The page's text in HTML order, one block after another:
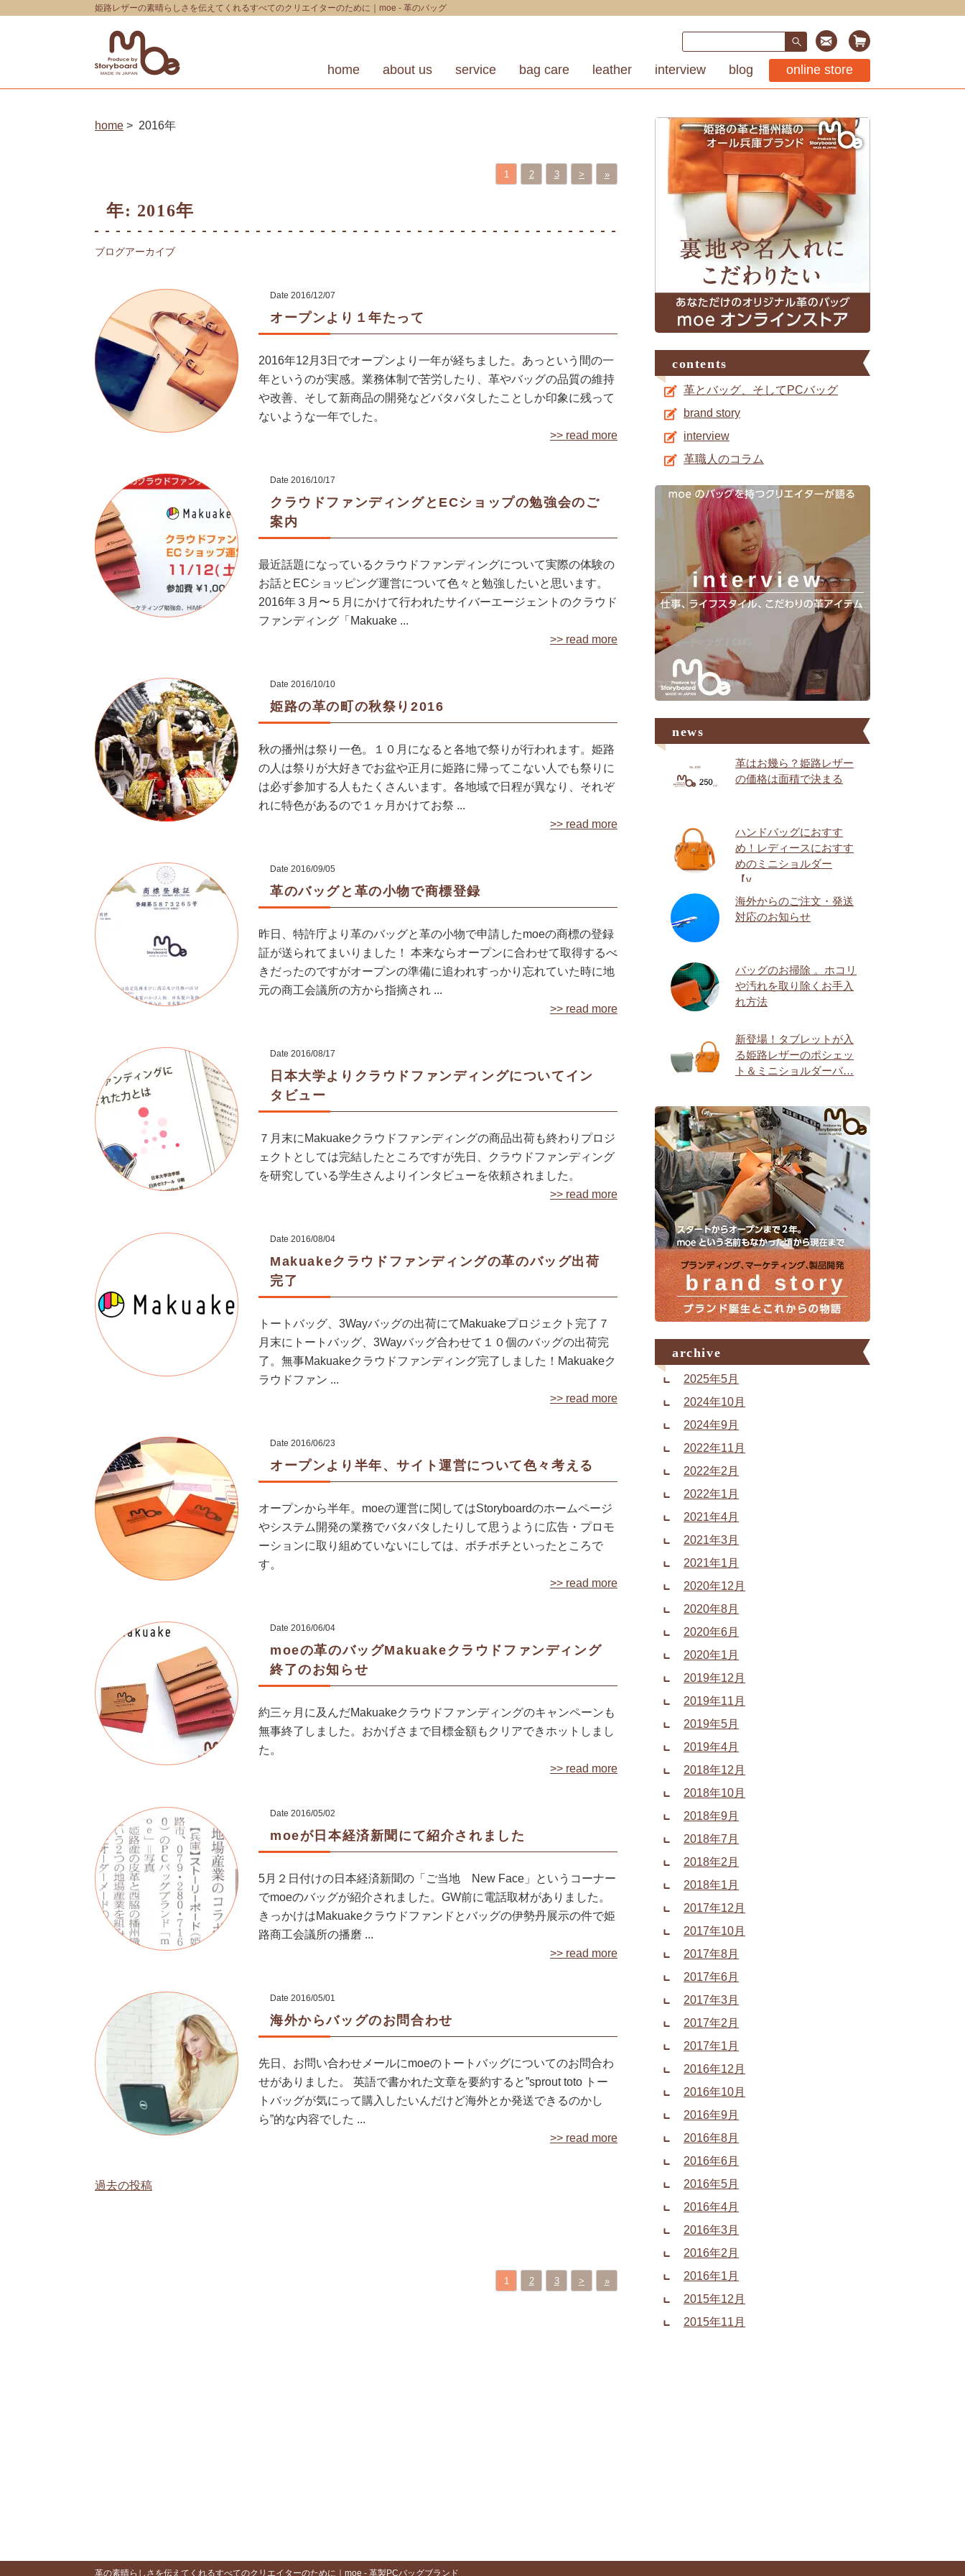
姫路レザーの素晴らしさを伝えてくれるすべてのクリエイターのために｜moe - 革のバッグ
home about us service bag care leather interview blog online store
home 2016年
1 2 3 > »
年: 2016年
ブログアーカイブ
Date 2016/12/07
オープンより１年たって
2016年12月3日でオープンより一年が経ちました。あっという間の一
年というのが実感。業務体制で苦労したり、革やバッグの品質の維持
や改善、そして新商品の開発などバタバタしたことしか印象に残って
ないような一年でした。
>> read more
Date 2016/10/17
クラウドファンディングとECショップの勉強会のご
案内
最近話題になっているクラウドファンディングについて実際の体験の
お話とECショッピング運営について色々と勉強したいと思います。
2016年３月〜５月にかけて行われたサイバーエージェントのクラウド
ファンディング「Makuake ...
>> read more
Date 2016/10/10
姫路の革の町の秋祭り2016
秋の播州は祭り一色。１０月になると各地で祭りが行われます。姫路
の人は祭りが大好きでお盆や正月に姫路に帰ってこない人でも祭りに
は必ず参加する人もたくさんいます。各地域で日程が異なり、それぞ
れに特色があるので１ヶ月かけてお祭 ...
>> read more
Date 2016/09/05
革のバッグと革の小物で商標登録
昨日、特許庁より革のバッグと革の小物で申請したmoeの商標の登録
証が送られてまいりました！ 本来ならオープンに合わせて取得するべ
きだったのですがオープンの準備に追われすっかり忘れていた時に地
元の商工会議所の方から指摘され ...
>> read more
Date 2016/08/17
日本大学よりクラウドファンディングについてイン
タビュー
７月末にMakuakeクラウドファンディングの商品出荷も終わりプロジ
ェクトとしては完結したところですが先日、クラウドファンディング
を研究している学生さんよりインタビューを依頼されました。
>> read more
Date 2016/08/04
Makuakeクラウドファンディングの革のバッグ出荷
完了
トートバッグ、3Wayバッグの出荷にてMakuakeプロジェクト完了７
月末にトートバッグ、3Wayバッグ合わせて１０個のバッグの出荷完
了。無事Makuakeクラウドファンディング完了しました！Makuakeク
ラウドファン ...
>> read more
Date 2016/06/23
オープンより半年、サイト運営について色々考える
オープンから半年。moeの運営に関してはStoryboardのホームページ
やシステム開発の業務でバタバタしたりして思うように広告・プロモ
ーションに取り組めていないにしては、ボチボチといったところで
す。
>> read more
Date 2016/06/04
moeの革のバッグMakuakeクラウドファンディング
終了のお知らせ
約三ヶ月に及んだMakuakeクラウドファンディングのキャンペーンも
無事終了しました。おかげさまで目標金額もクリアできホットしまし
た。
>> read more
Date 2016/05/02
moeが日本経済新聞にて紹介されました
5月２日付けの日本経済新聞の「ご当地 New Face」というコーナー
でmoeのバッグが紹介されました。GW前に電話取材がありました。
きっかけはMakuakeクラウドファンドとバッグの伊勢丹展示の件で姫
路商工会議所の播磨 ...
>> read more
Date 2016/05/01
海外からバッグのお問合わせ
先日、お問い合わせメールにmoeのトートバッグについてのお問合わ
せがありました。 英語で書かれた文章を要約すると”sprout toto トー
トバッグが気にって購入したいんだけど海外とか発送できるのかし
ら”的な内容でした ...
>> read more
投
過去の投稿
1 2 3 > »
contents
革とバッグ、そしてPCバッグ
brand story
interview
革職人のコラム
news
革はお幾ら？姫路レザー
の価格は面積で決まる
ハンドバッグにおすす
め！レディースにおすす
めのミニショルダー
【v…
海外からのご注文・発送
対応のお知らせ
バッグのお掃除 。ホコリ
や汚れを取り除くお手入
れ方法
新登場！タブレットが入
る姫路レザーのポシェッ
ト＆ミニショルダーバ…
archive
2025年5月
2024年10月
2024年9月
2022年11月
2022年2月
2022年1月
2021年4月
2021年3月
2021年1月
2020年12月
2020年8月
2020年6月
2020年1月
2019年12月
2019年11月
2019年5月
2019年4月
2018年12月
2018年10月
2018年9月
2018年7月
2018年2月
2018年1月
2017年12月
2017年10月
2017年8月
2017年6月
2017年3月
2017年2月
2017年1月
2016年12月
2016年10月
2016年9月
2016年8月
2016年6月
2016年5月
2016年4月
2016年3月
2016年2月
2016年1月
2015年12月
2015年11月
革の素晴らしさを伝えてくれるすべてのクリエイターのために｜moe - 革製PCバッグブランド